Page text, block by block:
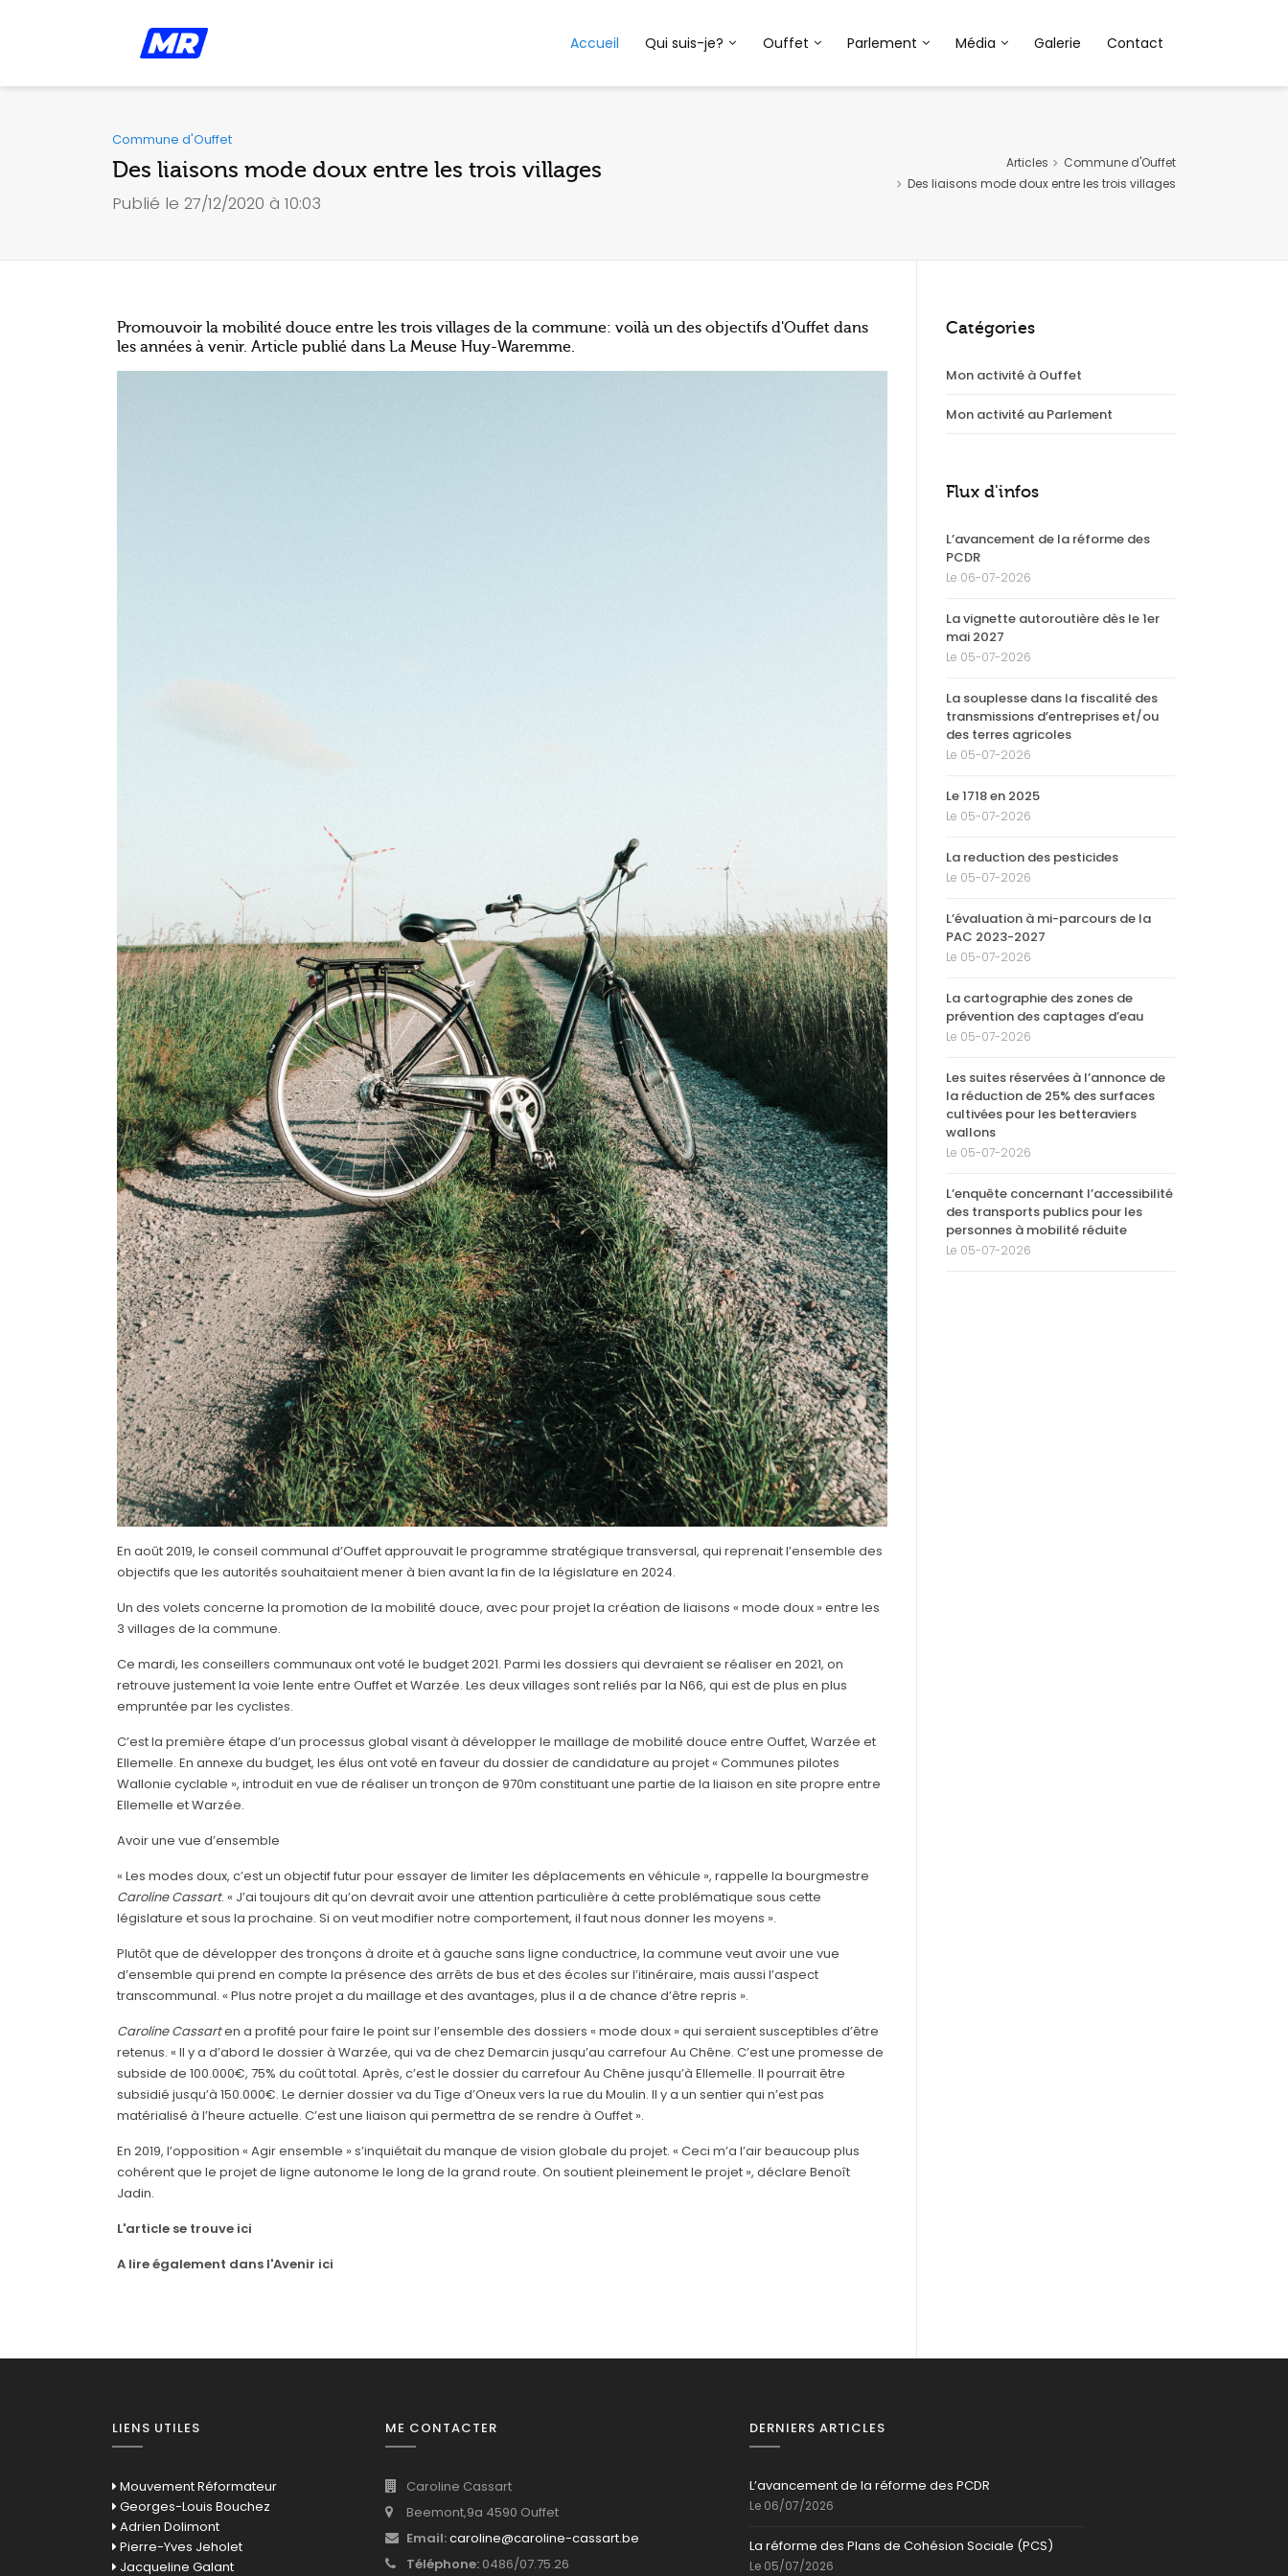
Accueil Qui suis-je? Ouffet Parlement Média Galerie Contact
Commune d'Ouffet
Des liaisons mode doux entre les trois villages
Publié le 27/12/2020 à 10:03
Articles
Commune d'Ouffet
Des liaisons mode doux entre les trois villages
Promouvoir la mobilité douce entre les trois villages de la commune: voilà un des objectifs d'Ouffet dans
les années à venir. Article publié dans La Meuse Huy-Waremme.
En août 2019, le conseil communal d’Ouffet approuvait le programme stratégique transversal, qui reprenait l’ensemble des
objectifs que les autorités souhaitaient mener à bien avant la fin de la législature en 2024.
Un des volets concerne la promotion de la mobilité douce, avec pour projet la création de liaisons « mode doux » entre les
3 villages de la commune.
Ce mardi, les conseillers communaux ont voté le budget 2021. Parmi les dossiers qui devraient se réaliser en 2021, on
retrouve justement la voie lente entre Ouffet et Warzée. Les deux villages sont reliés par la N66, qui est de plus en plus
empruntée par les cyclistes.
C’est la première étape d’un processus global visant à développer le maillage de mobilité douce entre Ouffet, Warzée et
Ellemelle. En annexe du budget, les élus ont voté en faveur du dossier de candidature au projet « Communes pilotes
Wallonie cyclable », introduit en vue de réaliser un tronçon de 970m constituant une partie de la liaison en site propre entre
Ellemelle et Warzée.
Avoir une vue d’ensemble
« Les modes doux, c’est un objectif futur pour essayer de limiter les déplacements en véhicule », rappelle la bourgmestre
Caroline Cassart. « J’ai toujours dit qu’on devrait avoir une attention particulière à cette problématique sous cette
législature et sous la prochaine. Si on veut modifier notre comportement, il faut nous donner les moyens ».
Plutôt que de développer des tronçons à droite et à gauche sans ligne conductrice, la commune veut avoir une vue
d’ensemble qui prend en compte la présence des arrêts de bus et des écoles sur l’itinéraire, mais aussi l’aspect
transcommunal. « Plus notre projet a du maillage et des avantages, plus il a de chance d’être repris ».
Caroline Cassarten a profité pour faire le point sur l’ensemble des dossiers « mode doux » qui seraient susceptibles d’être
retenus. « Il y a d’abord le dossier à Warzée, qui va de chez Demarcin jusqu’au carrefour Au Chêne. C’est une promesse de
subside de 100.000€, 75% du coût total. Après, c’est le dossier du carrefour Au Chêne jusqu’à Ellemelle. Il pourrait être
subsidié jusqu’à 150.000€. Le dernier dossier va du Tige d’Oneux vers la rue du Moulin. Il y a un sentier qui n’est pas
matérialisé à l’heure actuelle. C’est une liaison qui permettra de se rendre à Ouffet ».
En 2019, l’opposition « Agir ensemble » s’inquiétait du manque de vision globale du projet. « Ceci m’a l’air beaucoup plus
cohérent que le projet de ligne autonome le long de la grand route. On soutient pleinement le projet », déclare Benoît
Jadin.
L'article se trouve ici
A lire également dans l'Avenir ici
Catégories
Mon activité à Ouffet
Mon activité au Parlement
Flux d'infos
L’avancement de la réforme des
PCDR
Le 06-07-2026
La vignette autoroutière dès le 1er
mai 2027
Le 05-07-2026
La souplesse dans la fiscalité des
transmissions d’entreprises et/ou
des terres agricoles
Le 05-07-2026
Le 1718 en 2025
Le 05-07-2026
La reduction des pesticides
Le 05-07-2026
L’évaluation à mi-parcours de la
PAC 2023-2027
Le 05-07-2026
La cartographie des zones de
prévention des captages d’eau
Le 05-07-2026
Les suites réservées à l’annonce de
la réduction de 25% des surfaces
cultivées pour les betteraviers
wallons
Le 05-07-2026
L’enquête concernant l’accessibilité
des transports publics pour les
personnes à mobilité réduite
Le 05-07-2026
LIENS UTILES
Mouvement Réformateur
Georges-Louis Bouchez
Adrien Dolimont
Pierre-Yves Jeholet
Jacqueline Galant
ME CONTACTER
Caroline Cassart
Beemont,9a 4590 Ouffet
Email:caroline@caroline-cassart.be
Téléphone: 0486/07.75.26
DERNIERS ARTICLES
L’avancement de la réforme des PCDR
Le 06/07/2026
La réforme des Plans de Cohésion Sociale (PCS)
Le 05/07/2026